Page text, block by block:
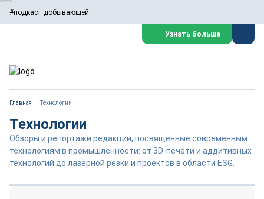
#подкаст_добывающей
Узнать больше
Главная →Технологии
Технологии
Обзоры и репортажи редакции, посвящённые современным
технологиям в промышленности: от 3D-печати и аддитивных
технологий до лазерной резки и проектов в области ESG.